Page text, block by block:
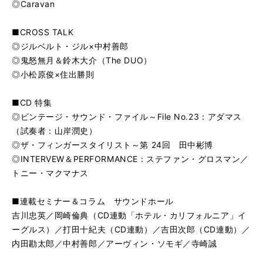
◎Caravan
■CROSS TALK
◎ジルベルト・ジル×中村善郎
◎鬼怒無月＆鈴木大介（The DUO）
◎小松原俊×住出勝則
■CD 特集
◎ビンテージ・サウンド・ファイル～File No.23：アダマス
（試奏者：山岸潤史）
◎ザ・フィンガースタイリスト～第 24回 田中彬博
◎INTERVEW＆PERFORMANCE：ステファン・グロスマン／
トニー・マクマナス
■連載セミナー＆コラム サウンドホール
吉川忠英／岡崎倫典（CD連動「ホテル・カリフォルニア」イ
ーグルス）／打田十紀夫（CD連動）／吉田次郎（CD連動）／
内田勘太郎／中村善郎／アーヴィン・ソモギ／寺崎誠